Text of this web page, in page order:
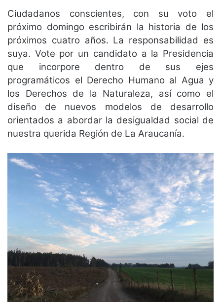
Ciudadanos conscientes, con su voto el
próximo domingo escribirán la historia de los
próximos cuatro años. La responsabilidad es
suya. Vote por un candidato a la Presidencia
que incorpore dentro de sus ejes
programáticos el Derecho Humano al Agua y
los Derechos de la Naturaleza, así como el
diseño de nuevos modelos de desarrollo
orientados a abordar la desigualdad social de
nuestra querida Región de La Araucanía.